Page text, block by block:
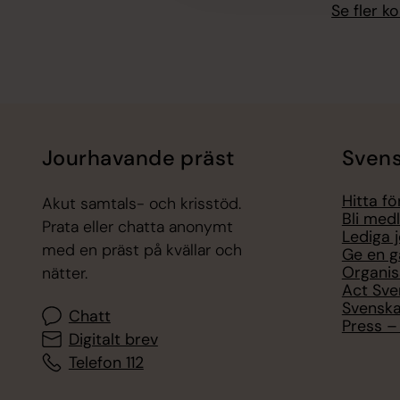
Se fler
Jourhavande präst
Akut samtals- och krisstöd.
Prata eller chatta anonymt
med en präst på kvällar och
nätter.
Chatt
Digitalt brev
Telefon 112
Hitta
Bli
Lediga
Ge en
Act
Press